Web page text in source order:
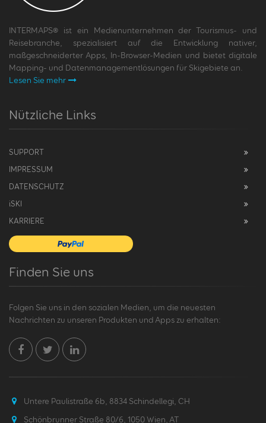
INTERMAPS® ist ein Medienunternehmen der Tourismus- und
Reisebranche, spezialisiert auf die Entwicklung nativer,
maßgeschneiderter Apps, In-Browser-Medien und bietet digitale
Mapping- und Datenmanagementlösungen für Skigebiete an.
Lesen Sie mehr
Nützliche Links
SUPPORT
IMPRESSUM
DATENSCHUTZ
iSKI
KARRIERE
Finden Sie uns
Folgen Sie uns in den sozialen Medien, um die neuesten
Nachrichten zu unseren Produkten und Apps zu erhalten:
Untere Paulistraße 6b, 8834 Schindellegi, CH
Schönbrunner Straße 80/6, 1050 Wien, AT